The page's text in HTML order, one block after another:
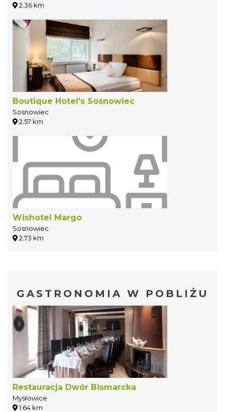
2.36 km
Boutique Hotel's Sosnowiec
Sosnowiec
2.57 km
Wishotel Margo
Sosnowiec
2.73 km
GASTRONOMIA W POBLIŻU
Restauracja Dwór Bismarcka
Mysłowice
1.64 km